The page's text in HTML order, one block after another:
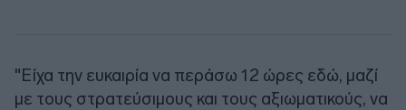
"Είχα την ευκαιρία να περάσω 12 ώρες εδώ, μαζί
με τους στρατεύσιμους και τους αξιωματικούς, να